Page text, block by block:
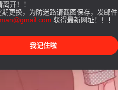
开！！
期更换，为防迷路请截图保存，发邮件
获得最新网址！！！
我记住啦